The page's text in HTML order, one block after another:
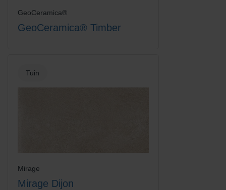
GeoCeramica®
GeoCeramica® Timber
Tuin
Mirage
Mirage Dijon